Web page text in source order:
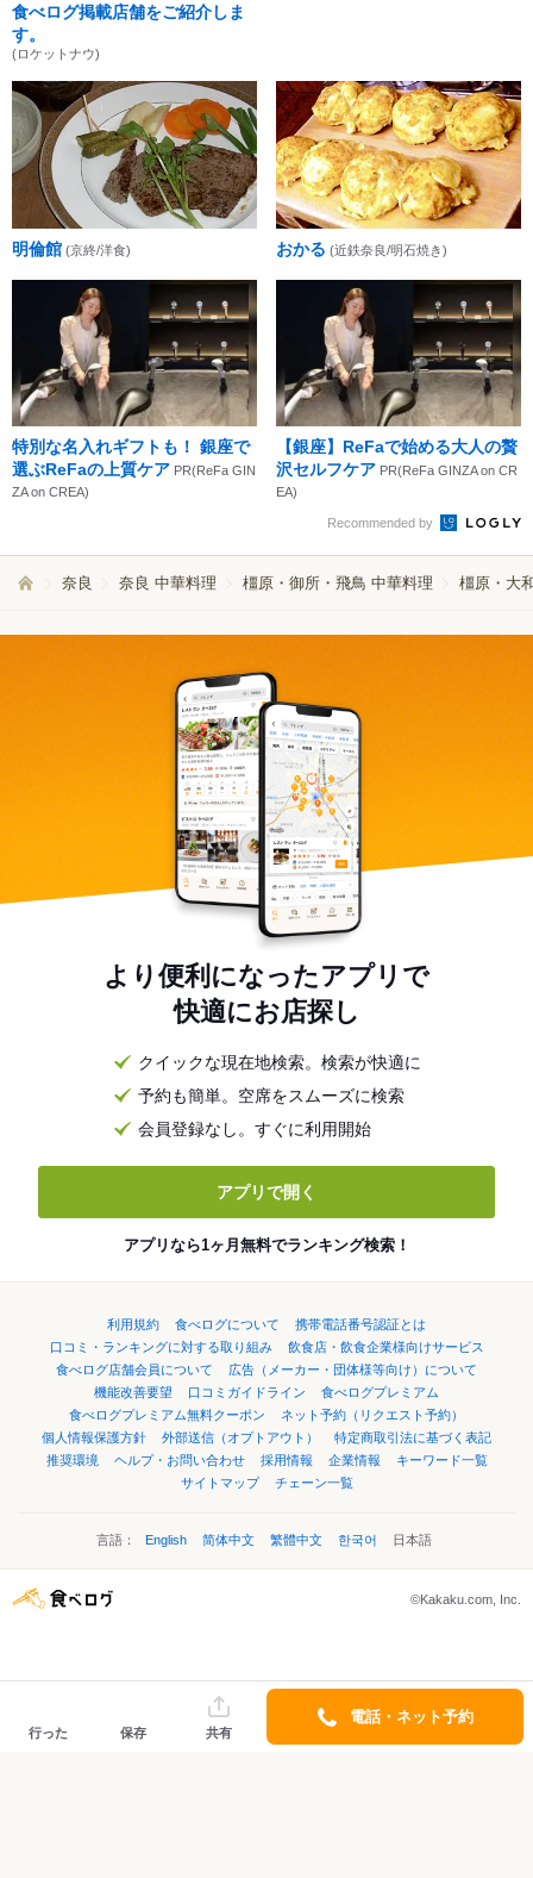
食べログ掲載店舗をご紹介しま
す。
(ロケットナウ)
明倫館 (京終/洋食) おかる (近鉄奈良/明石焼き)
特別な名入れギフトも！ 銀座で
選ぶReFaの上質ケア PR(ReFa GIN
ZA on CREA)
【銀座】ReFaで始める大人の贅
沢セルフケア PR(ReFa GINZA on CR
EA)
Recommended by
奈良 奈良 中華料理 橿原・御所・飛鳥 中華料理 橿原・大
より便利になったアプリで
快適にお店探し
クイックな現在地検索。検索が快適に
予約も簡単。空席をスムーズに検索
会員登録なし。すぐに利用開始
アプリで開く
アプリなら1ヶ月無料でランキング検索！
利用規約 食べログについて
携帯電話番号認証とは
口コミ・ランキングに対する取り組み
飲食店・飲食企業様向けサービス
食べログ店舗会員について
広告（メーカー・団体様等向け）について
機能改善要望
口コミガイドライン
食べログプレミアム
食べログプレミアム無料クーポン
ネット予約（リクエスト予約）
個人情報保護方針
外部送信（オプトアウト）
特定商取引法に基づく表記
推奨環境
ヘルプ・お問い合わせ 採用情報 企業情報
キーワード一覧
サイトマップ
チェーン一覧
言語： English 简体中文 繁體中文 한국어 日本語
©Kakaku.com, Inc.
行った 保存 共有
電話・ネット予約